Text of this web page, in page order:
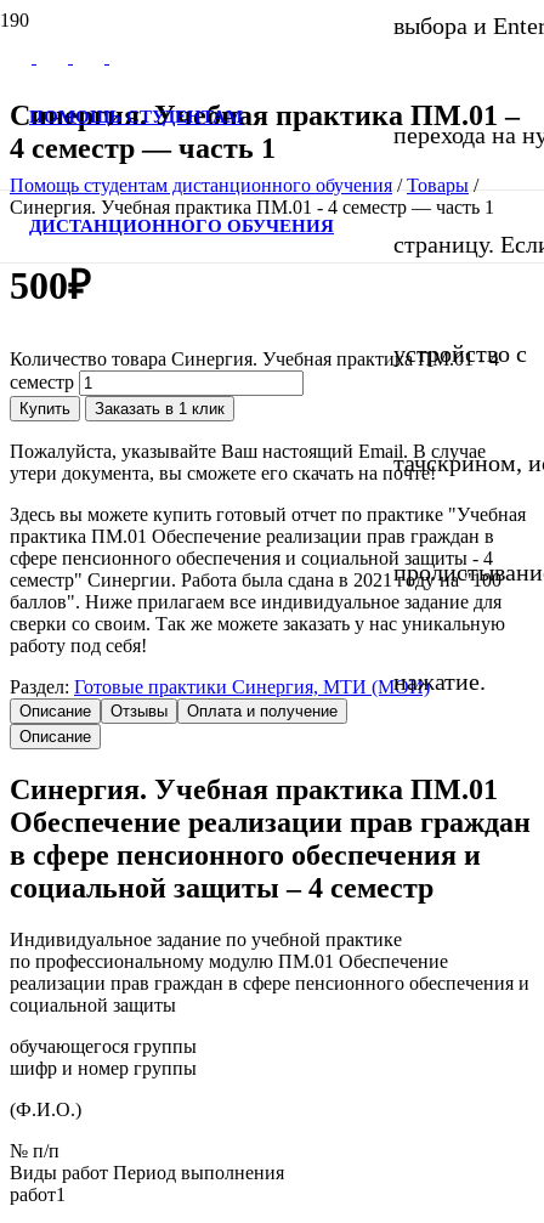
ПОМОЩЬ СТУДЕНТАМ
ДИСТАНЦИОННОГО ОБУЧЕНИЯ
выбора и
перехода на
страницу.
устройство с
тачскрином,
нажатие.
Синергия. Учебная практика ПМ.01 –
4 семестр — часть 1
Помощь студентам дистанционного обучения /Товары /
Синергия. Учебная практика ПМ.01 - 4 семестр — часть 1
500₽
Количество товара Синергия. Учебная практика ПМ.01 - 4
семестр
Купить Заказать в 1 клик
Пожалуйста, указывайте Ваш настоящий Email. В случае
утери документа, вы сможете его скачать на почте!
Здесь вы можете купить готовый отчет по практике "Учебная
практика ПМ.01 Обеспечение реализации прав граждан в
сфере пенсионного обеспечения и социальной защиты - 4
семестр" Синергии. Работа была сдана в 2021 году на "100
баллов". Ниже прилагаем все индивидуальное задание для
сверки со своим. Так же можете заказать у нас уникальную
работу под себя!
Раздел: Готовые практики Синергия, МТИ (МОИ)
Описание Отзывы
Оплата и получение
Описание
Синергия. Учебная практика ПМ.01
Обеспечение реализации прав граждан
в сфере пенсионного обеспечения и
социальной защиты – 4 семестр
Индивидуальное задание по учебной практике
по профессиональному модулю ПМ.01 Обеспечение
реализации прав граждан в сфере пенсионного обеспечения и
социальной защиты
обучающегося группы
шифр и номер группы
(Ф.И.О.)
№ п/п
Виды работ Период выполнения
работ1